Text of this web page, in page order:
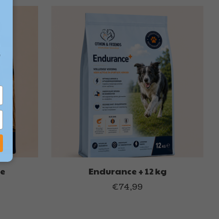
Endurance + 12 kg
€74,99